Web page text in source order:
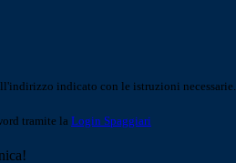
indicato con le istruzioni necessarie.
tramite la Login Spaggiari